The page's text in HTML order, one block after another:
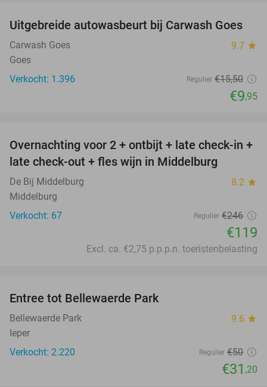
36%
Uitgebreide autowasbeurt bij Carwash Goes
Carwash Goes 9.7 star
Goes
Verkocht: 1.396
Regulier €15,50
€9,95
52%
Overnachting voor 2 + ontbijt + late check-in +
late check-out + fles wijn in Middelburg
De Bij Middelburg 8.2 star
Middelburg
Verkocht: 67
Regulier €246
€119
Excl. ca. €2,75 p.p.p.n. toeristenbelasting
Entree tot Bellewaerde Park
Bellewaerde Park 9.6 star
Ieper
Verkocht: 2.220
Regulier €50
€31 ,20